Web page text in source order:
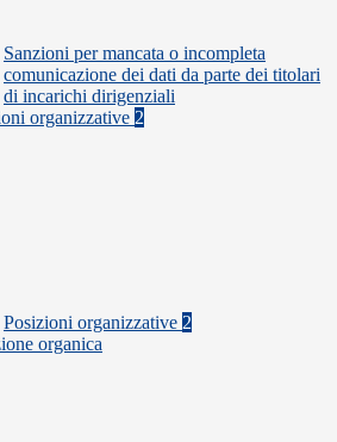
Sanzioni per mancata o incompleta
comunicazione dei dati da parte dei titolari
di incarichi dirigenziali
organizzative 2
Posizioni organizzative 2
organica